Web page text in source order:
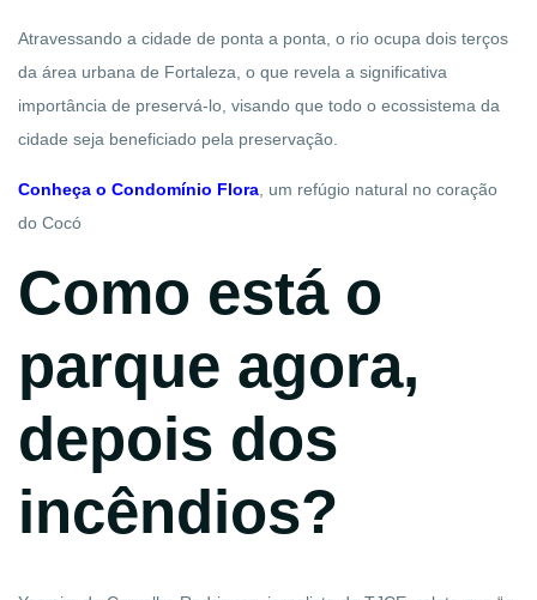
Atravessando a cidade de ponta a ponta, o rio ocupa dois terços
da área urbana de Fortaleza, o que revela a significativa
importância de preservá-lo, visando que todo o ecossistema da
cidade seja beneficiado pela preservação.
Conheça o Condomínio Flora, um refúgio natural no coração
do Cocó
Como está o
parque agora,
depois dos
incêndios?